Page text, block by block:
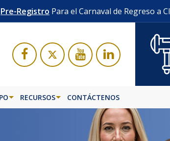
Pre-Registro Para el Carnaval de Regreso a
RECURSOS CONTÁCTENOS